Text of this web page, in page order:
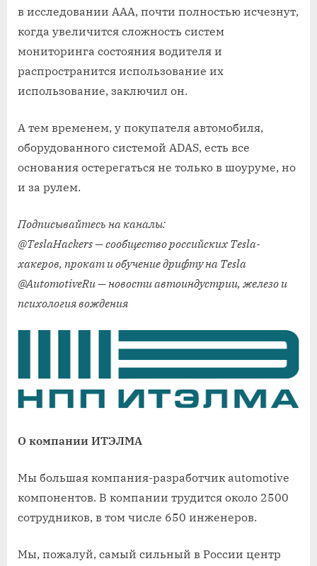
в исследовании ААА, почти полностью исчезнут,
когда увеличится сложность систем
мониторинга состояния водителя и
распространится использование их
использование, заключил он.
А тем временем, у покупателя автомобиля,
оборудованного системой ADAS, есть все
основания остерегаться не только в шоуруме, но
и за рулем.
Подписывайтесь на каналы:
@TeslaHackers — сообщество российских Tesla-
хакеров, прокат и обучение дрифту на Tesla
@AutomotiveRu — новости автоиндустрии, железо и
психология вождения
О компании ИТЭЛМА
Мы большая компания-разработчик automotive
компонентов. В компании трудится около 2500
сотрудников, в том числе 650 инженеров.
Мы, пожалуй, самый сильный в России центр